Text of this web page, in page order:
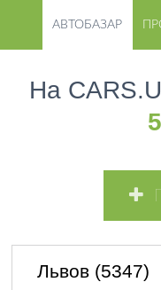
АВТОБАЗАР
На